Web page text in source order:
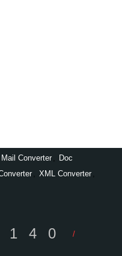
Mail Converter
Doc
XML Converter
/